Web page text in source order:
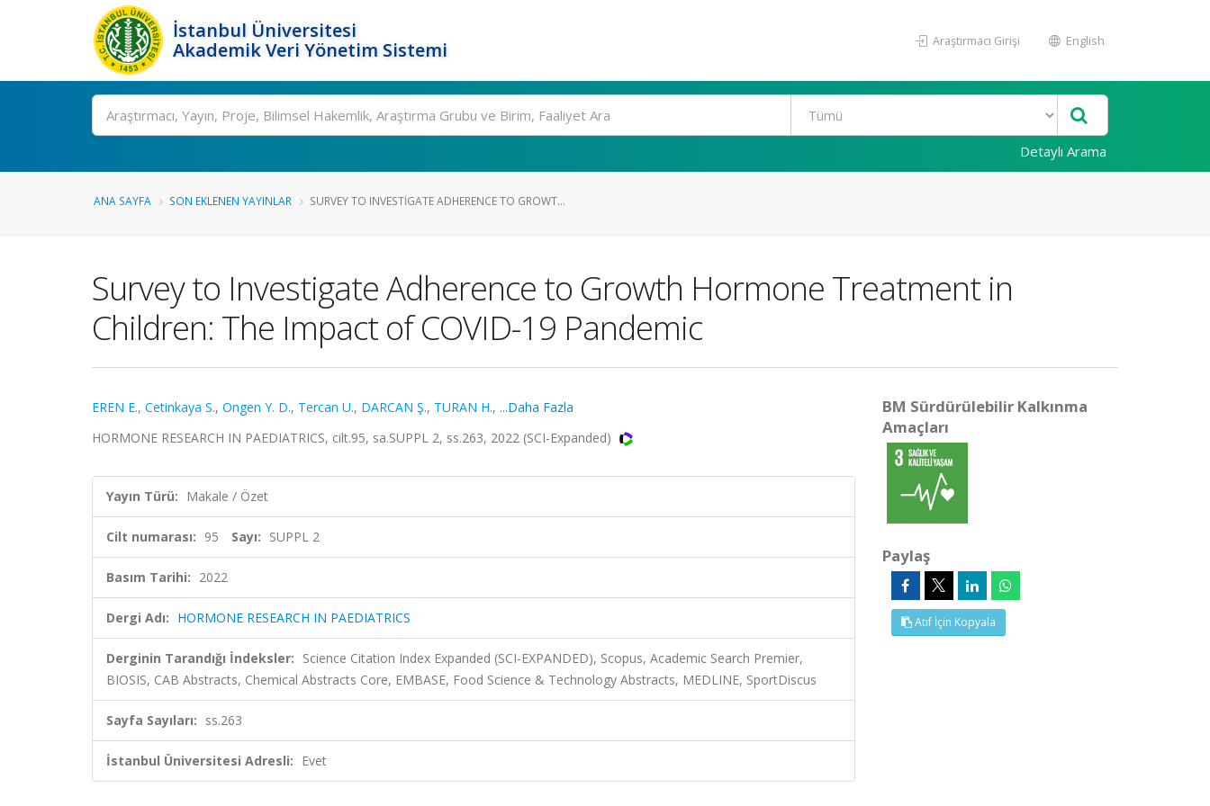
İstanbul Üniversitesi
Akademik Veri Yönetim Sistemi
Araştırmacı Girişi English
Ara
Detaylı Arama
ANA SAYFA SON EKLENEN YAYINLAR SURVEY TO INVESTIGATE ADHERENCE TO GROWT...
Survey to Investigate Adherence to Growth Hormone Treatment in
Children: The Impact of COVID-19 Pandemic
EREN E., Cetinkaya S., Ongen Y. D., Tercan U., DARCAN Ş., TURAN H., ...Daha Fazla
HORMONE RESEARCH IN PAEDIATRICS, cilt.95, sa.SUPPL 2, ss.263, 2022 (SCI-Expanded)
Yayın Türü: Makale / Özet
Cilt numarası: 95 Sayı: SUPPL 2
Basım Tarihi: 2022
Dergi Adı: HORMONE RESEARCH IN PAEDIATRICS
Derginin Tarandığı İndeksler: Science Citation Index Expanded (SCI-EXPANDED), Scopus, Academic Search Premier,
BIOSIS, CAB Abstracts, Chemical Abstracts Core, EMBASE, Food Science & Technology Abstracts, MEDLINE, SportDiscus
Sayfa Sayıları: ss.263
İstanbul Üniversitesi Adresli: Evet
BM Sürdürülebilir Kalkınma
Amaçları
Paylaş
Atıf İçin Kopyala